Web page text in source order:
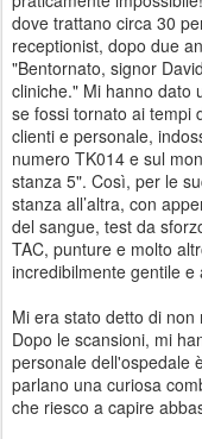
dove trattano circa 30
receptionist, dopo due
"Bentornato, signor
cliniche." Mi hanno dato
se fossi tornato ai tempi
clienti e personale,
numero TK014 e sul
stanza 5". Così, per le
stanza all’altra, con
del sangue, test da
TAC, punture e molto
incredibilmente gentile e
Mi era stato detto di
Dopo le scansioni, mi
personale dell'ospedale
parlano una curiosa
che riesco a capire